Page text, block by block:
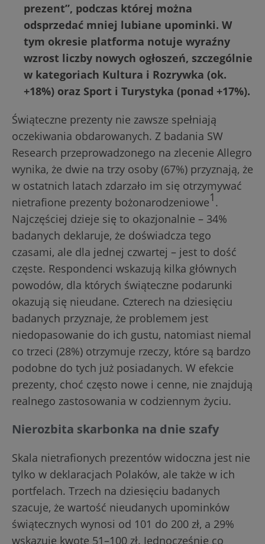
prezent”, podczas której można
odsprzedać mniej lubiane upominki. W
tym okresie platforma notuje wyraźny
wzrost liczby nowych ogłoszeń, szczególnie
w kategoriach Kultura i Rozrywka (ok.
+18%) oraz Sport i Turystyka (ponad +17%).
Świąteczne prezenty nie zawsze spełniają
oczekiwania obdarowanych. Z badania SW
Research przeprowadzonego na zlecenie Allegro
wynika, że dwie na trzy osoby (67%) przyznają, że
w ostatnich latach zdarzało im się otrzymywać
nietrafione prezenty bożonarodzeniowe1.
Najczęściej dzieje się to okazjonalnie – 34%
badanych deklaruje, że doświadcza tego
czasami, ale dla jednej czwartej – jest to dość
częste. Respondenci wskazują kilka głównych
powodów, dla których świąteczne podarunki
okazują się nieudane. Czterech na dziesięciu
badanych przyznaje, że problemem jest
niedopasowanie do ich gustu, natomiast niemal
co trzeci (28%) otrzymuje rzeczy, które są bardzo
podobne do tych już posiadanych. W efekcie
prezenty, choć często nowe i cenne, nie znajdują
realnego zastosowania w codziennym życiu.
Nierozbita skarbonka na dnie szafy
Skala nietrafionych prezentów widoczna jest nie
tylko w deklaracjach Polaków, ale także w ich
portfelach. Trzech na dziesięciu badanych
szacuje, że wartość nieudanych upominków
świątecznych wynosi od 101 do 200 zł, a 29%
wskazuje kwotę 51–100 zł. Jednocześnie co